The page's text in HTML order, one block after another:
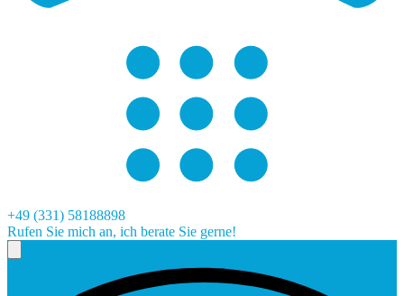
+49 (331) 58188898
Rufen Sie mich an, ich berate Sie gerne!